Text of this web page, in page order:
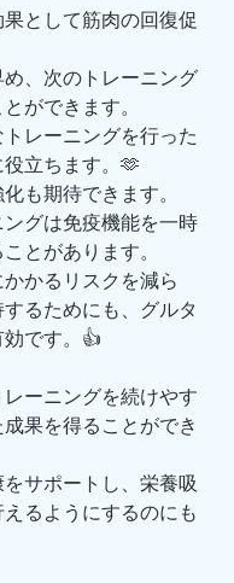
として筋肉の回復促
、次のトレーニング
ができます。
レーニングを行った
立ちます。🫶
も期待できます。
グは免疫機能を一時
とがあります。
かるリスクを減ら
るためにも、グルタ
です。👍
ーニングを続けやす
果を得ることができ
サポートし、栄養吸
るようにするのにも